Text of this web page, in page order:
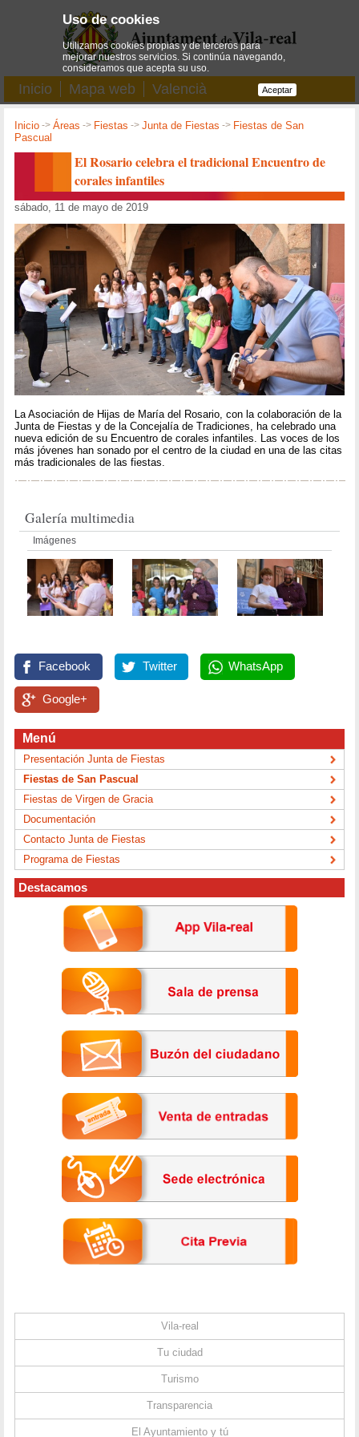
Inicio Mapa web Valencià
Inicio ->Áreas -> Fiestas ->Junta de Fiestas -> Fiestas de San
Pascual
El Rosario celebra el tradicional Encuentro de
corales infantiles
sábado, 11 de mayo de 2019
La Asociación de Hijas de María del Rosario, con la colaboración de la
Junta de Fiestas y de la Concejalía de Tradiciones, ha celebrado una
nueva edición de su Encuentro de corales infantiles. Las voces de los
más jóvenes han sonado por el centro de la ciudad en una de las citas
más tradicionales de las fiestas.
Galería multimedia
Imágenes
Facebook Twitter WhatsApp
Google+
Menú
Presentación Junta de Fiestas
Fiestas de San Pascual
Fiestas de Virgen de Gracia
Documentación
Contacto Junta de Fiestas
Programa de Fiestas
Destacamos
Vila-real
Tu ciudad
Turismo
Transparencia
El Ayuntamiento y tú
Uso de cookies
Utilizamos cookies propias y de terceros para
mejorar nuestros servicios. Si continúa navegando,
consideramos que acepta su uso.
Aceptar